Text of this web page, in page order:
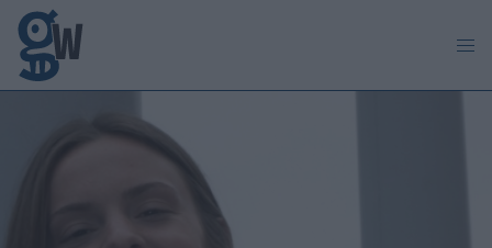
Παράκαμψη προς το κυρίως περιεχόμενο